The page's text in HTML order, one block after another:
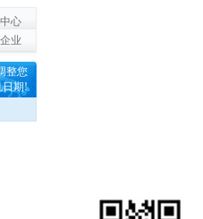
心
业
整您
日期!